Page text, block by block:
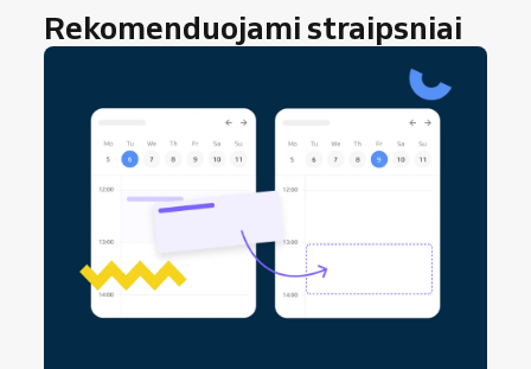
Rekomenduojami straipsniai